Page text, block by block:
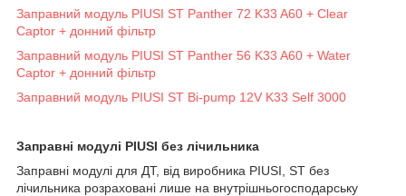
Заправний модуль PIUSI ST Panther 72 K33 A60 + Clear
Captor + донний фільтр
Заправний модуль PIUSI ST Panther 56 K33 A60 + Water
Captor + донний фільтр
Заправний модуль PIUSI ST Bi-pump 12V K33 Self 3000
Заправні модулі PIUSI без лічильника
Заправні модулі для ДТ, від виробника PIUSI, ST без
лічильника розраховані лише на внутрішньогосподарську